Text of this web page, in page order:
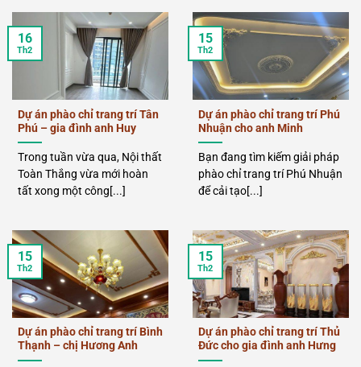
Dự án phào chỉ trang trí Tân
Phú – gia đình anh Huy
Trong tuần vừa qua, Nội thất
Toàn Thắng vừa mới hoàn
tất xong một công[...]
16
Th2
Dự án phào chỉ trang trí Phú
Nhuận cho anh Minh
Bạn đang tìm kiếm giải pháp
phào chỉ trang trí Phú Nhuận
để cải tạo[...]
15
Th2
Dự án phào chỉ trang trí Bình
Thạnh – chị Hương Anh
15
Th2
Dự án phào chỉ trang trí Thủ
Đức cho gia đình anh Hưng
15
Th2